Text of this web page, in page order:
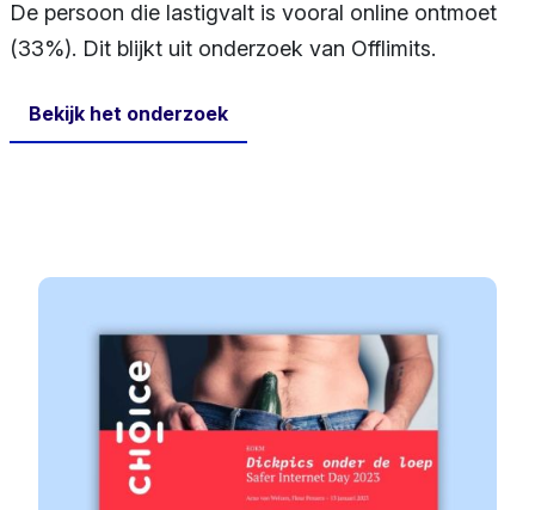
De persoon die lastigvalt is vooral online ontmoet
(33%). Dit blijkt uit onderzoek van Offlimits.
Bekijk het onderzoek